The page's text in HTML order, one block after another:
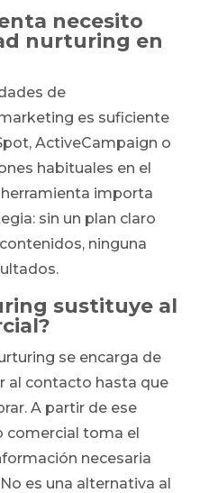
necesito
nurturing en
de
es suficiente
ActiveCampaign o
habituales en el
importa
sin un plan claro
ninguna
sustituye al
se encarga de
al contacto hasta que
A partir de ese
comercial toma el
necesaria
es una alternativa al